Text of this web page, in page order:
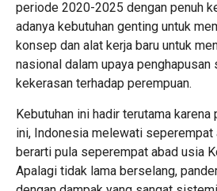
periode 2020-2025 dengan penuh
adanya kebutuhan genting untuk
konsep dan alat kerja baru untuk
nasional dalam upaya penghapusan
kekerasan terhadap perempuan.
‎Kebutuhan ini hadir terutama karena
ini, Indonesia melewati seperempat
berarti pula seperempat abad usia
Apalagi tidak lama berselang,